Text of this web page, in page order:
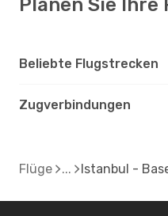
Planen Sie Ihre
Beliebte Flugstrecken
Zugverbindungen
Flüge Istanbul -